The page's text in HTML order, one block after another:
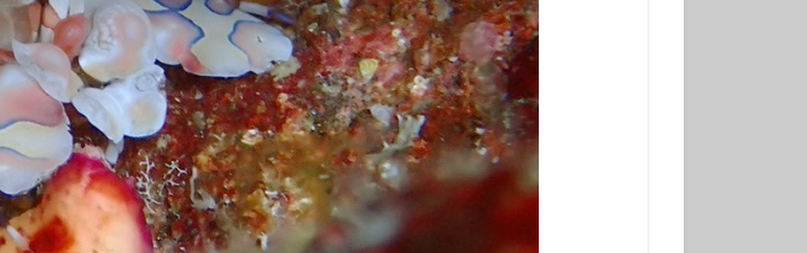
幼魚 ヤガラ ヤシャハゼ
ヤブツバキ
ハタ ヨコエビ
ヨコシマエビ
ライセンス
ライセンス講習
ー
リフレッシュダイビング
ワクワクいっぱい
ワクワク発見
定 三原山 三原山トレッキング
三原神社
島シュノーケリング
伊豆大島スキンダイビング